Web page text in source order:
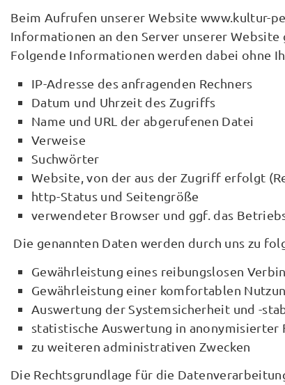
Beim Aufrufen unserer Website www.kultur-
Informationen an den Server unserer
Folgende Informationen werden dabei ohne
IP-Adresse des anfragenden Rechners
Datum und Uhrzeit des Zugriffs
Name und URL der abgerufenen Datei
Verweise
Suchwörter
Website, von der aus der Zugriff erfolgt
http-Status und Seitengröße
verwendeter Browser und ggf. das
Die genannten Daten werden durch uns zu
Gewährleistung eines reibungslosen
Gewährleistung einer komfortablen
Auswertung der Systemsicherheit und -
statistische Auswertung in anonymisierter
zu weiteren administrativen Zwecken
Die Rechtsgrundlage für die